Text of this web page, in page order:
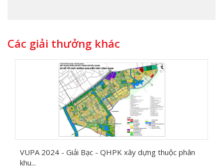
Các giải thưởng khác
VUPA 2024 - Giải Bạc - QHPK xây dựng thuộc phân
khu...